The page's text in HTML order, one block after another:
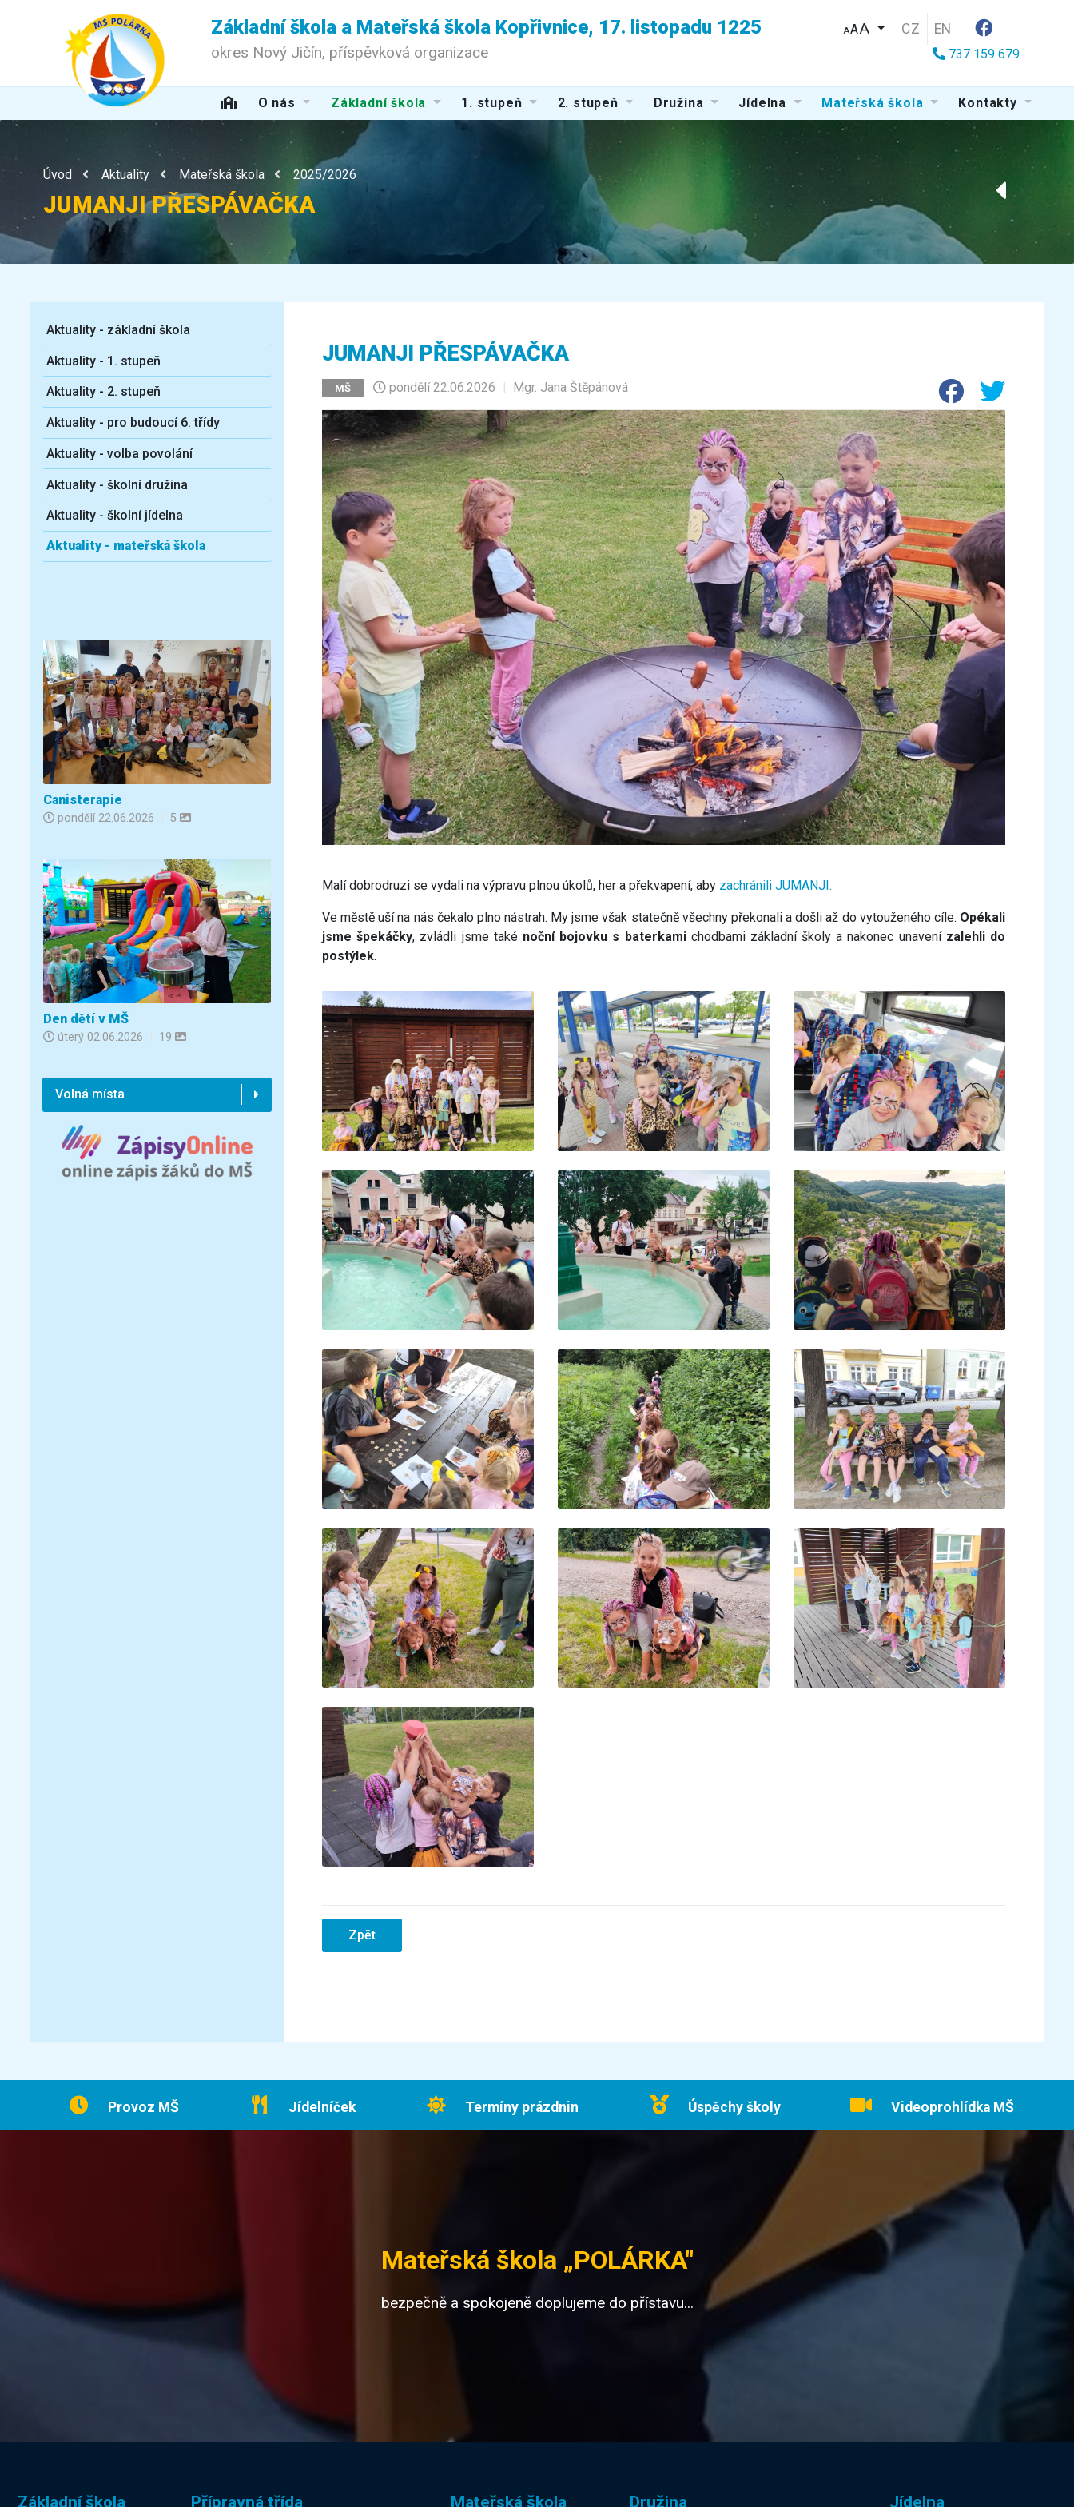
Základní škola a Mateřská škola Kopřivnice, 17. listopadu 1225
okres Nový Jičín, příspěvková organizace
AA CZ EN
737 159 679
O nás Základní škola 1. stupeň 2. stupeň Družina Jídelna Mateřská škola Kontakty
Úvod Aktuality Mateřská škola 2025/2026
JUMANJI PŘESPÁVAČKA
Aktuality - základní škola
Aktuality - 1. stupeň
Aktuality - 2. stupeň
Aktuality - pro budoucí 6. třídy
Aktuality - volba povolání
Aktuality - školní družina
Aktuality - školní jídelna
Aktuality - mateřská škola
Canisterapie
pondělí 22.06.2026 5
Den dětí v MŠ
úterý 02.06.2026 19
Volná místa
JUMANJI PŘESPÁVAČKA
MŠ pondělí22.06.2026 Mgr. Jana Štěpánová
Malí dobrodruzi se vydali na výpravu plnou úkolů, her a překvapení, aby zachránili JUMANJI.
Ve městě uší na nás čekalo plno nástrah. My jsme však statečně všechny překonali a došli až do vytouženého cíle. Opékali
jsme špekáčky, zvládli jsme také noční bojovku s baterkamichodbami základní školy a nakonec unavení zalehli do
postýlek.
Zpět
Provoz MŠ Jídelníček Termíny prázdnin Úspěchy školy Videoprohlídka MŠ
Mateřská škola „POLÁRKA"
bezpečně a spokojeně doplujeme do přístavu...
Základní škola Přípravná třída Mateřská škola Družina Jídelna